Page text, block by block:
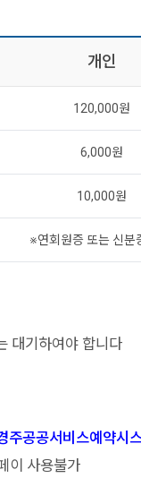
개인
120,000원
6,000원
10,000원
※연회원증 또는 신분
대기하여야 합니다
주공공서비스예약시
이 사용불가